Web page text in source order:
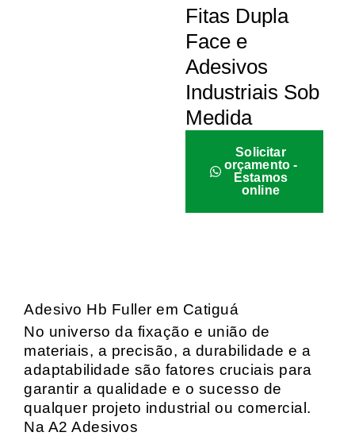
Fitas Dupla
Face e
Adesivos
Industriais Sob
Medida
Solicitar
orçamento -
Estamos
online
Adesivo Hb Fuller em Catiguá
No universo da fixação e união de
materiais, a precisão, a durabilidade e a
adaptabilidade são fatores cruciais para
garantir a qualidade e o sucesso de
qualquer projeto industrial ou comercial.
Na A2 Adesivos